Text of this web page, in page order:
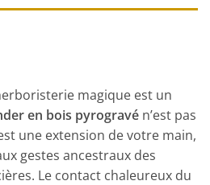
magique est un
en bois pyrogravé n’est pas
une extension de votre main,
gestes ancestraux des
Le contact chaleureux du